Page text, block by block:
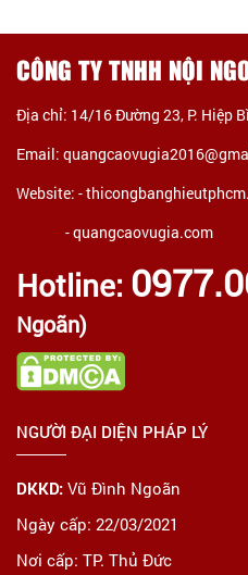
CÔNG TY TNHH NỘI
Địa chỉ: 14/16 Đường 23, P. Hiệp
Email:
Website: -
- quangcaovugia.com
Hotline:
Ngoãn)
NGƯỜI ĐẠI DIỆN PHÁP LÝ
DKKD: Vũ Đình Ngoãn
Ngày cấp: 22/03/2021
Nơi cấp: TP. Thủ Đức